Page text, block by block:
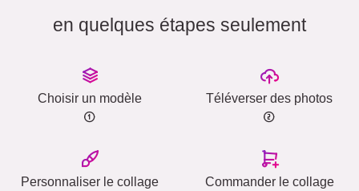
en quelques étapes seulement
Choisir un modèle Téléverser des photos
Personnaliser le collage Commander le collage